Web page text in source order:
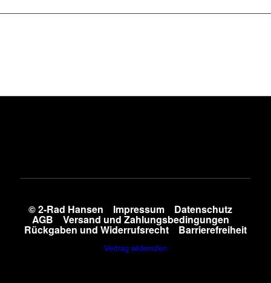
© 2-Rad Hansen Impressum Datenschutz
AGB Versand und Zahlungsbedingungen
Rückgaben und Widerrufsrecht Barrierefreiheit
Vertrag widerrufen